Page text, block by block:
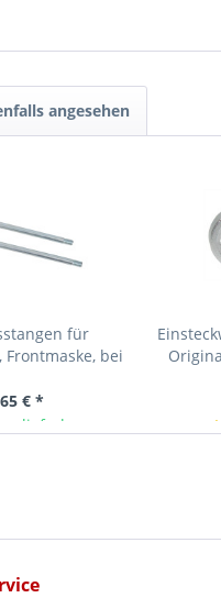
angesehen
für
Frontmaske, bei
€ *
lieferbar